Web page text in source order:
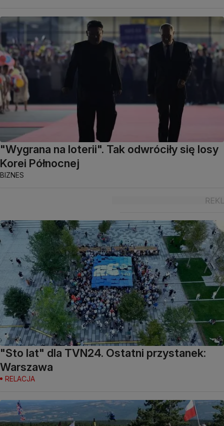
"Wygrana na loterii". Tak odwróciły się losy
Korei Północnej
BIZNES
"Sto lat" dla TVN24. Ostatni przystanek:
Warszawa
RELACJA